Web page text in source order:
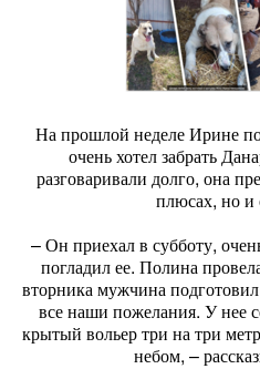
На прошлой неделе Ирине
очень хотел забрать
разговаривали долго, она
плюсах, но и
– Он приехал в субботу,
погладил ее. Полина
вторника мужчина
все наши пожелания. У нее
крытый вольер три на три
небом, –